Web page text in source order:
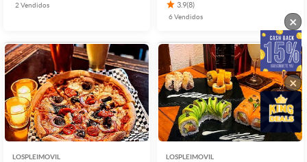
2 Vendidos
3.9(8)
6Vendidos
LOSPLEIMOVIL LOSPLEIMOVIL
×
×